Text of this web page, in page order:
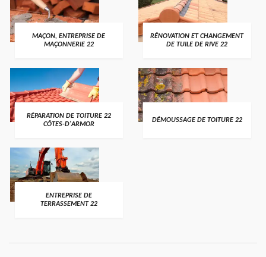
MAÇON, ENTREPRISE DE
MAÇONNERIE 22
RÉNOVATION ET CHANGEMENT
DE TUILE DE RIVE 22
RÉPARATION DE TOITURE 22
CÔTES-D'ARMOR
DÉMOUSSAGE DE TOITURE 22
ENTREPRISE DE
TERRASSEMENT 22